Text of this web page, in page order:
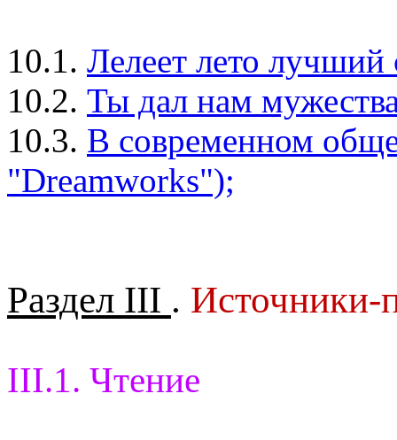
10.1. Лелеет лето
10.2. Ты дал нам
10.3. В современном
"Dreamworks");
Раздел III .
III.1. Чтение